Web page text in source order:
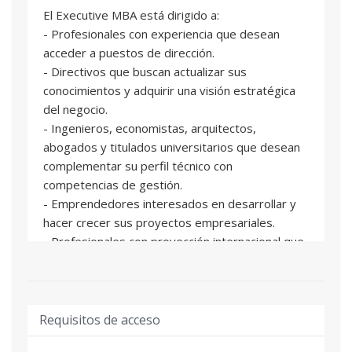
comunicación y liderazgo.
El Executive MBA está dirigido a:
- Profesionales con experiencia que desean
acceder a puestos de dirección.
- Directivos que buscan actualizar sus
conocimientos y adquirir una visión estratégica
del negocio.
- Ingenieros, economistas, arquitectos,
abogados y titulados universitarios que desean
complementar su perfil técnico con
competencias de gestión.
- Emprendedores interesados en desarrollar y
hacer crecer sus proyectos empresariales.
- Profesionales con proyección internacional que
Requisitos de acceso